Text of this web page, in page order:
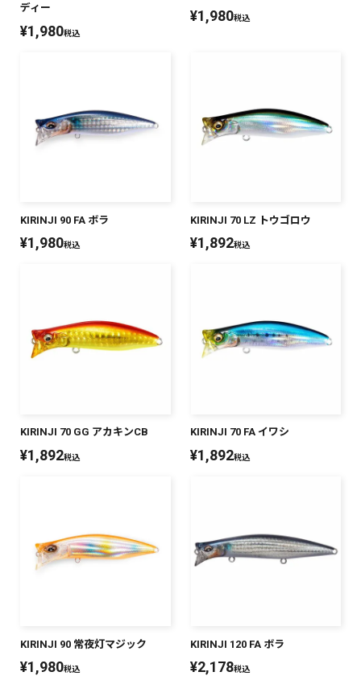
ディー
¥1,980税込
¥1,980税込
KIRINJI 90 FA ボラ
¥1,980税込
KIRINJI 70 LZ トウゴロウ
¥1,892税込
KIRINJI 70 GG アカキンCB
¥1,892税込
KIRINJI 70 FA イワシ
¥1,892税込
KIRINJI 90 常夜灯マジック
¥1,980税込
KIRINJI 120 FA ボラ
¥2,178税込